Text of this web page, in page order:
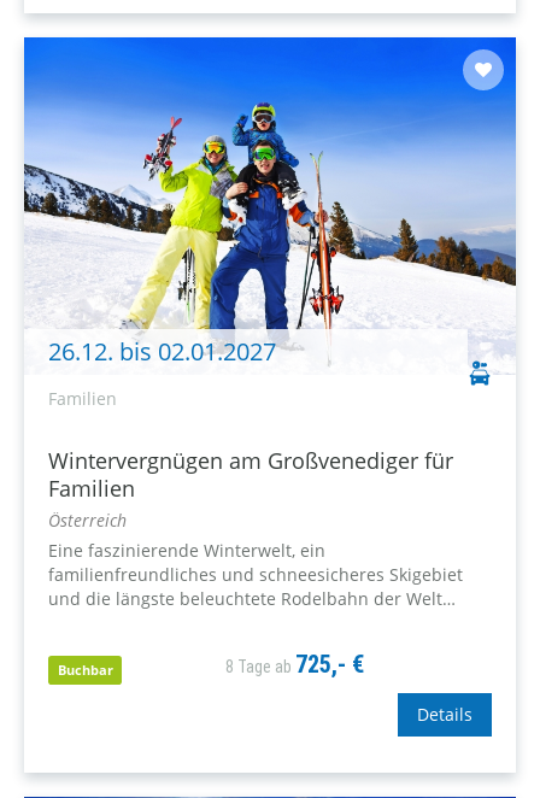
26.12. bis 02.01.2027
Familien
Wintervergnügen am Großvenediger für
Familien
Österreich
Eine faszinierende Winterwelt, ein
familienfreundliches und schneesicheres Skigebiet
und die längste beleuchtete Rodelbahn der Welt
Gutachten die Schneesicherheit von Ende November
Buchbar 8 Tage ab 725,- €
Details